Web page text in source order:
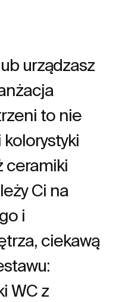
urządzasz
to nie
kolorystyki
ceramiki
Ci na
i
ciekawą
WC z